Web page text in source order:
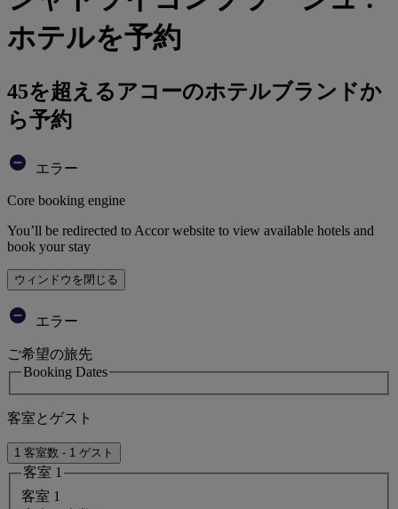
ホテルを予約
45を超えるアコーのホテルブランドか
ら予約
エラー
Core booking engine
You’ll be redirected to Accor website to view available hotels and
book your stay
ウィンドウを閉じる
エラー
ご希望の旅先
Booking Dates
客室とゲスト
1 客室数 - 1 ゲスト
客室 1
客室 1